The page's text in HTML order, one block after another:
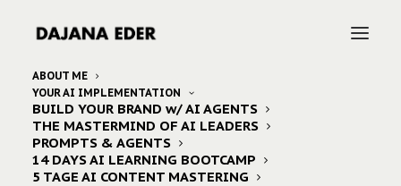
ABOUT ME
YOUR AI IMPLEMENTATION
BUILD YOUR BRAND w/ AI AGENTS
THE MASTERMIND OF AI LEADERS
PROMPTS & AGENTS
14 DAYS AI LEARNING BOOTCAMP
5 TAGE AI CONTENT MASTERING
Home Archive by Category "living vegan"